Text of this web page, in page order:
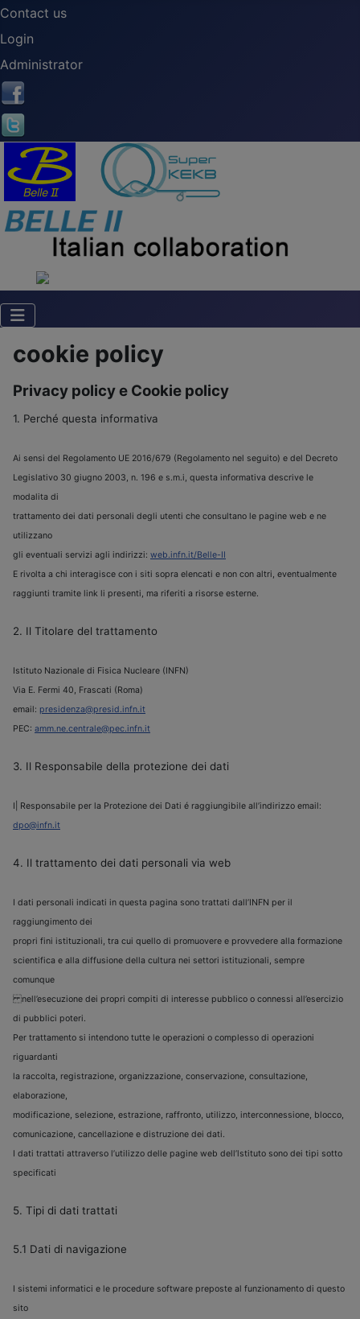
Contact us
Login
Administrator
cookie policy
Privacy policy e Cookie policy
1. Perché questa informativa
Ai sensi del Regolamento UE 2016/679 (Regolamento nel seguito) e del Decreto
Legislativo 30 giugno 2003, n. 196 e s.m.i, questa informativa descrive le
modalita di
trattamento dei dati personali degli utenti che consultano le pagine web e ne
utilizzano
gli eventuali servizi agli indirizzi: web.infn.it/Belle-II
E rivolta a chi interagisce con i siti sopra elencati e non con altri, eventualmente
raggiunti tramite link li presenti, ma riferiti a risorse esterne.
2. Il Titolare del trattamento
Istituto Nazionale di Fisica Nucleare (INFN)
Via E. Fermi 40, Frascati (Roma)
email: presidenza@presid.infn.it
PEC: amm.ne.centrale@pec.infn.it
3. Il Responsabile della protezione dei dati
I| Responsabile per la Protezione dei Dati é raggiungibile all’indirizzo email:
dpo@infn.it
4. Il trattamento dei dati personali via web
I dati personali indicati in questa pagina sono trattati dall’INFN per il
raggiungimento dei
propri fini istituzionali, tra cui quello di promuovere e provvedere alla formazione
scientifica e alla diffusione della cultura nei settori istituzionali, sempre
comunque
nell’esecuzione dei propri compiti di interesse pubblico o connessi all’esercizio
di pubblici poteri.
Per trattamento si intendono tutte le operazioni o complesso di operazioni
riguardanti
la raccolta, registrazione, organizzazione, conservazione, consultazione,
elaborazione,
modificazione, selezione, estrazione, raffronto, utilizzo, interconnessione, blocco,
comunicazione, cancellazione e distruzione dei dati.
I dati trattati attraverso l’utilizzo delle pagine web dell’lstituto sono dei tipi sotto
specificati
5. Tipi di dati trattati
5.1 Dati di navigazione
I sistemi informatici e le procedure software preposte al funzionamento di questo
sito